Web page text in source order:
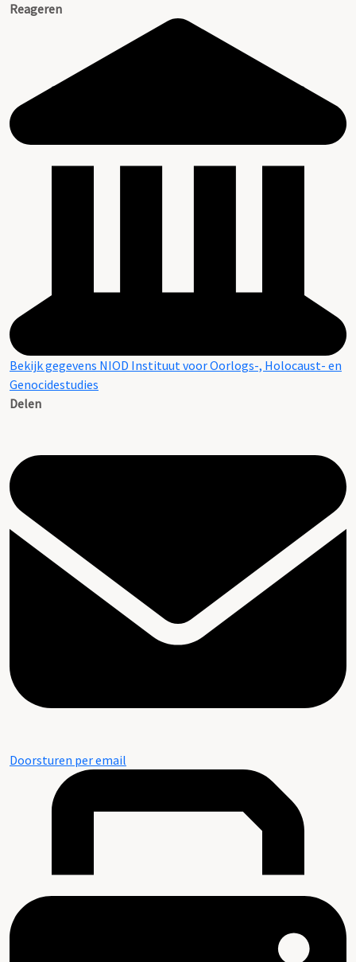
Reageren
Bekijk gegevens NIOD Instituut voor Oorlogs-, Holocaust- en
Genocidestudies
Delen
Doorsturen per email